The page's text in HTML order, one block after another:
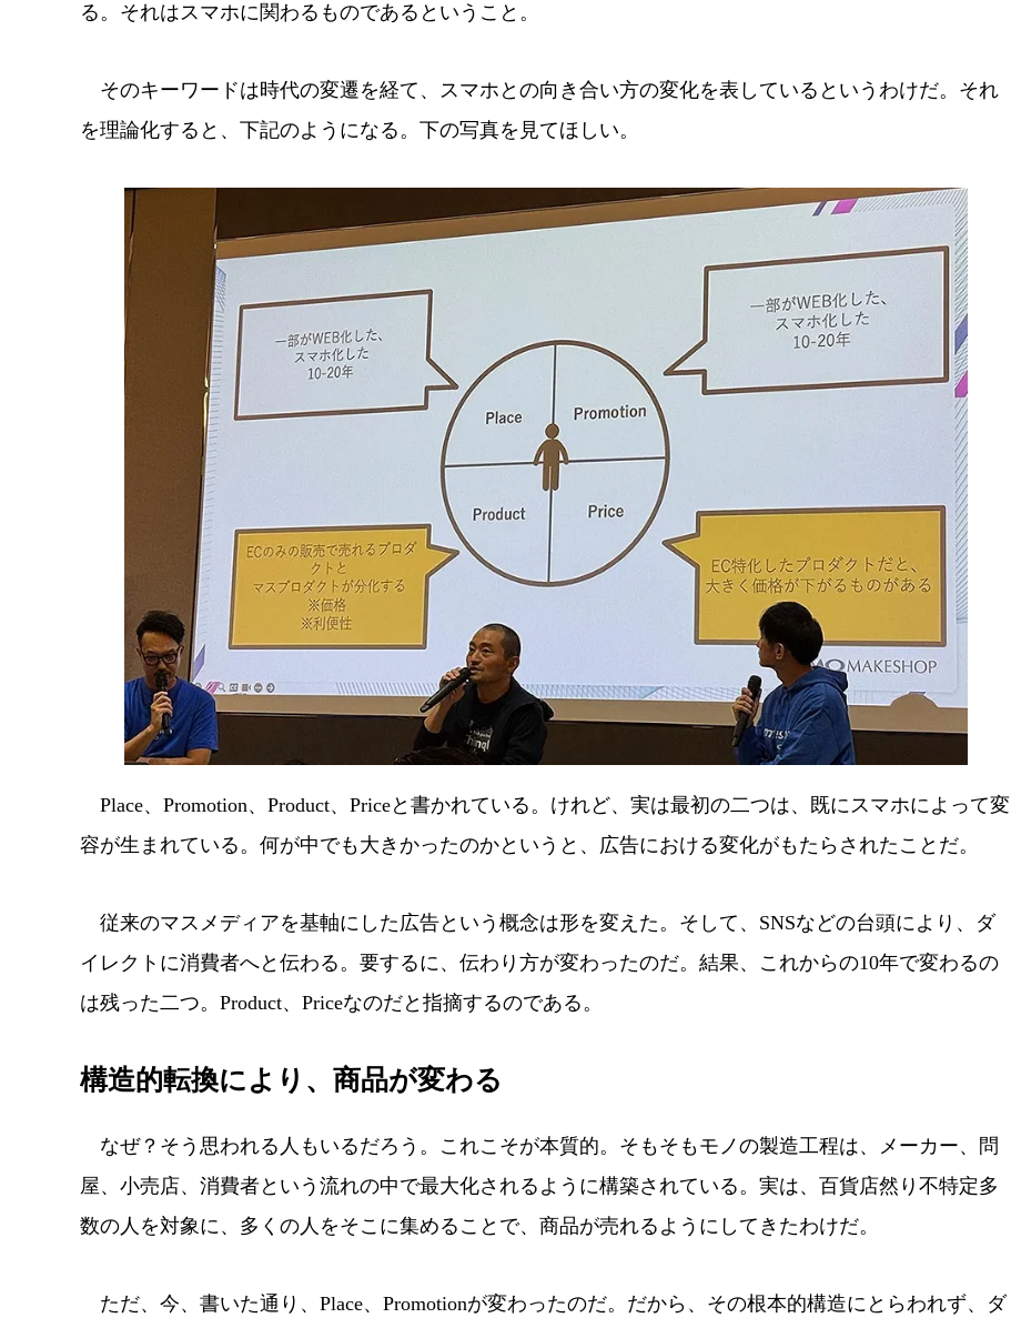
る。それはスマホに関わるものであるということ。
そのキーワードは時代の変遷を経て、スマホとの向き合い方の変化を表しているというわけだ。それ
を理論化すると、下記のようになる。下の写真を見てほしい。
Place、Promotion、Product、Priceと書かれている。けれど、実は最初の二つは、既にスマホによって変
容が生まれている。何が中でも大きかったのかというと、広告における変化がもたらされたことだ。
従来のマスメディアを基軸にした広告という概念は形を変えた。そして、SNSなどの台頭により、ダ
イレクトに消費者へと伝わる。要するに、伝わり方が変わったのだ。結果、これからの10年で変わるの
は残った二つ。Product、Priceなのだと指摘するのである。
構造的転換により、商品が変わる
なぜ？そう思われる人もいるだろう。これこそが本質的。そもそもモノの製造工程は、メーカー、問
屋、小売店、消費者という流れの中で最大化されるように構築されている。実は、百貨店然り不特定多
数の人を対象に、多くの人をそこに集めることで、商品が売れるようにしてきたわけだ。
ただ、今、書いた通り、Place、Promotionが変わったのだ。だから、その根本的構造にとらわれず、ダ